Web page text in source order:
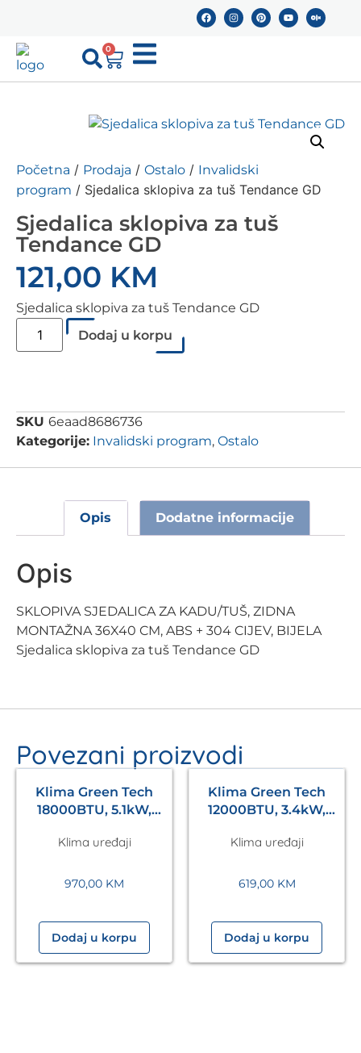
0
Početna / Prodaja / Ostalo / Invalidski
program / Sjedalica sklopiva za tuš Tendance GD
Sjedalica sklopiva za tuš
Tendance GD
121,00 KM
Sjedalica sklopiva za tuš Tendance GD
Dodaj u korpu
SKU 6eaad8686736
Kategorije: Invalidski program, Ostalo
Opis Dodatne informacije
Opis
SKLOPIVA SJEDALICA ZA KADU/TUŠ, ZIDNA
MONTAŽNA 36X40 CM, ABS + 304 CIJEV, BIJELA
Sjedalica sklopiva za tuš Tendance GD
Povezani proizvodi
Klima Green Tech
18000BTU, 5.1kW,
53°C, WiFi, bijela
Klima uređaji
970,00 KM
Dodaj u korpu
Klima Green Tech
12000BTU, 3.4kW,
53°C, s grijačem,
Klima uređaji
619,00 KM
Dodaj u korpu